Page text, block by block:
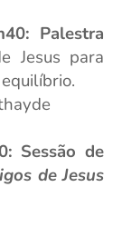
Palestra
Jesus para
Sessão de
de Jesus